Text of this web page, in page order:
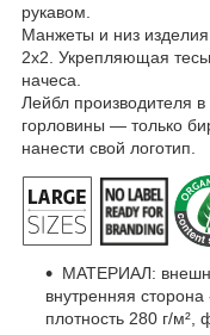
рукавом.
Манжеты и низ
2х2. Укрепляющая
начеса.
Лейбл производителя
горловины — только
нанести свой логотип.
МАТЕРИАЛ:
внутренняя
плотность 280 г/м²,